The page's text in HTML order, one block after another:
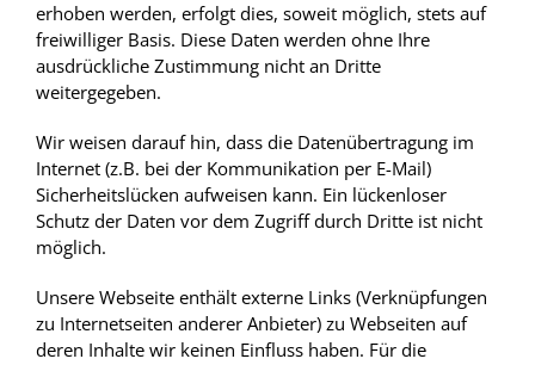
erhoben werden, erfolgt dies, soweit möglich, stets auf
freiwilliger Basis. Diese Daten werden ohne Ihre
ausdrückliche Zustimmung nicht an Dritte
weitergegeben.
Wir weisen darauf hin, dass die Datenübertragung im
Internet (z.B. bei der Kommunikation per E-Mail)
Sicherheitslücken aufweisen kann. Ein lückenloser
Schutz der Daten vor dem Zugriff durch Dritte ist nicht
möglich.
Unsere Webseite enthält externe Links (Verknüpfungen
zu Internetseiten anderer Anbieter) zu Webseiten auf
deren Inhalte wir keinen Einfluss haben. Für die